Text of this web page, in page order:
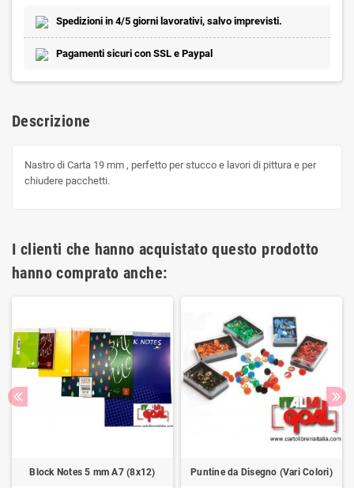
Spedizioni in 4/5 giorni lavorativi, salvo imprevisti.
Pagamenti sicuri con SSL e Paypal
Descrizione
Nastro di Carta 19 mm , perfetto per stucco e lavori di pittura e per
chiudere pacchetti.
I clienti che hanno acquistato questo prodotto
hanno comprato anche:
Block Notes 5 mm A7 (8x12) Puntine da Disegno (Vari Colori)